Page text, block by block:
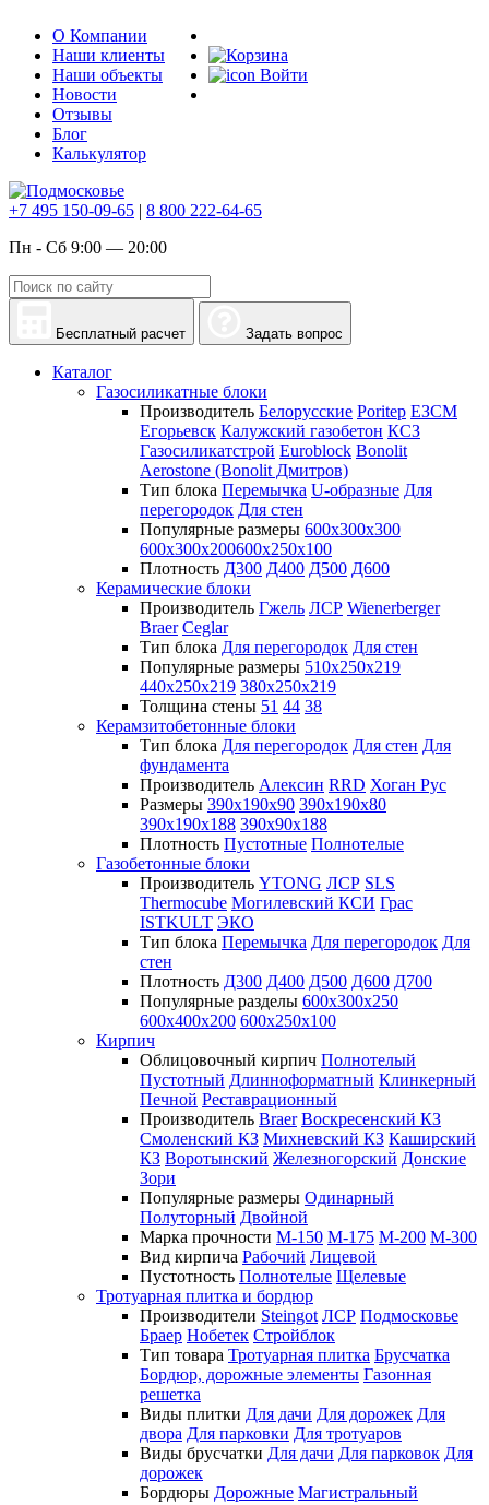
О Компании
Наши клиенты
Наши объекты
Новости
Отзывы
Блог
Калькулятор
Войти
+7 495 150-09-65 | 8 800 222-64-65
Пн - Сб 9:00 — 20:00
Бесплатный расчет Задать вопрос
Каталог
Газосиликатные блоки
Производитель Белорусские Poritep ЕЗСМ
Егорьевск Калужский газобетон КСЗ
Газосиликатстрой Euroblock Bonolit
Aerostone (Bonolit Дмитров)
Тип блока Перемычка U-образные Для
перегородок Для стен
Популярные размеры 600х300х300
600х300х200600х250х100
Плотность Д300 Д400 Д500 Д600
Керамические блоки
Производитель Гжель ЛСР Wienerberger
Braer Ceglar
Тип блока Для перегородок Для стен
Популярные размеры 510х250х219
440х250х219 380х250х219
Толщина стены 51 44 38
Керамзитобетонные блоки
Тип блока Для перегородок Для стен Для
фундамента
Производитель Алексин RRD Хоган Рус
Размеры 390х190х90 390х190х80
390х190х188 390х90х188
Плотность Пустотные Полнотелые
Газобетонные блоки
Производитель YTONG ЛСР SLS
Thermocube Могилевский КСИ Грас
ISTKULT ЭКО
Тип блока Перемычка Для перегородок Для
стен
Плотность Д300 Д400 Д500 Д600 Д700
Популярные разделы 600х300х250
600х400х200 600х250х100
Кирпич
Облицовочный кирпич Полнотелый
Пустотный Длинноформатный Клинкерный
Печной Реставрационный
Производитель Braer Воскресенский КЗ
Смоленский КЗ Михневский КЗ Каширский
КЗ Воротынский Железногорский Донские
Зори
Популярные размеры Одинарный
Полуторный Двойной
Марка прочности М-150 М-175 М-200 М-300
Вид кирпича Рабочий Лицевой
Пустотность Полнотелые Щелевые
Тротуарная плитка и бордюр
Производители Steingot ЛСР Подмосковье
Браер Нобетек Стройблок
Тип товара Тротуарная плитка Брусчатка
Бордюр, дорожные элементы Газонная
решетка
Виды плитки Для дачи Для дорожек Для
двора Для парковки Для тротуаров
Виды брусчатки Для дачи Для парковок Для
дорожек
Бордюры Дорожные Магистральный